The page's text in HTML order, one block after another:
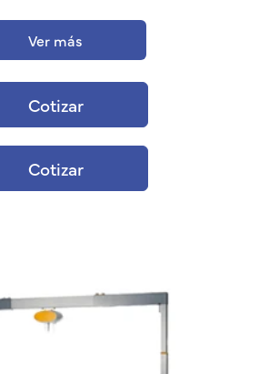
Ver más
Cotizar
Cotizar